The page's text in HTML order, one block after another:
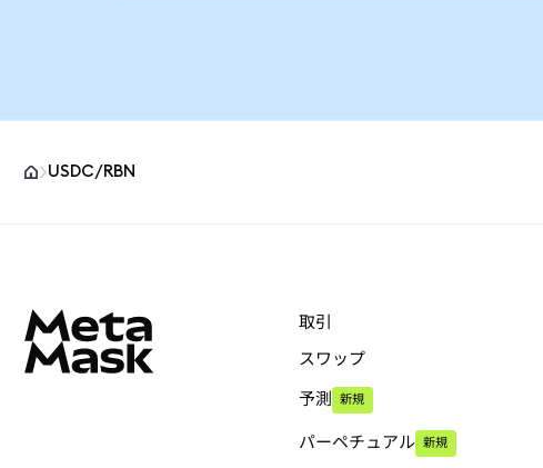
USDC/RBN
取引
スワップ
予測 新規
パーペチュアル 新規